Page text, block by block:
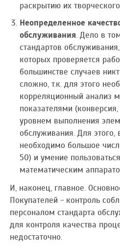
раскрытию их
Неопределенное
обслуживания. Дело в
стандартов
которых проверяется
большинстве случаев
сложно, т.к. для этого
корреляционный анализ
показателями
уровнем выполнения
обслуживания. Для этого,
необходимо большое
50) и умение
математическим
И, наконец, главное.
Покупателей - контроль
персоналом стандарта
для контроля качества
недостаточно.